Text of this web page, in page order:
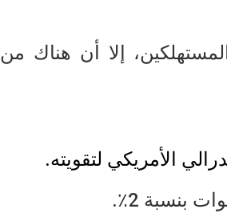
إلا أن هناك من
الأمريكي لتقويته.